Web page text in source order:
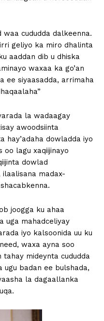
waa cududda dalkeenna.
geliyo ka miro dhalinta
aaddan dib u dhiska
waxaa ka go’an
ee siyaasadda, arrimaha
la wadaagay
awoodsiinta
hay’adaha dowladda iyo
oo lagu xaqiijinayo
dowlad
ilaalisana madax-
joogga ku ahaa
uga mahadceliyay
iyo kalsoonida uu ku
waxa ayna soo
tahay mideynta cududda
ugu badan ee bulshada,
la dagaallanka